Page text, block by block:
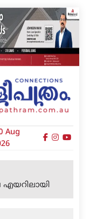
Aug
എയറിലായി